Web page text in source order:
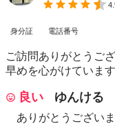
身分証 電話番号
ご訪問ありがとうご
早めを心がけていま
良い ゆんける
ありがとうございま